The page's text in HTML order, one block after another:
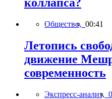
Общество, 00:41
Летопись
движение
современность
Экспресс-анализ,